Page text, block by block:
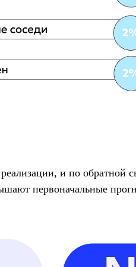
и по
первоначальные